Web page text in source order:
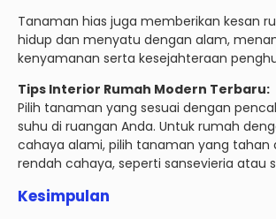
Tanaman hias juga memberikan kesan
hidup dan menyatu dengan alam,
kenyamanan serta kesejahteraan
Tips Interior Rumah Modern Terbaru:
Pilih tanaman yang sesuai dengan
suhu di ruangan Anda. Untuk rumah
cahaya alami, pilih tanaman yang tahan
rendah cahaya, seperti sansevieria atau
Kesimpulan